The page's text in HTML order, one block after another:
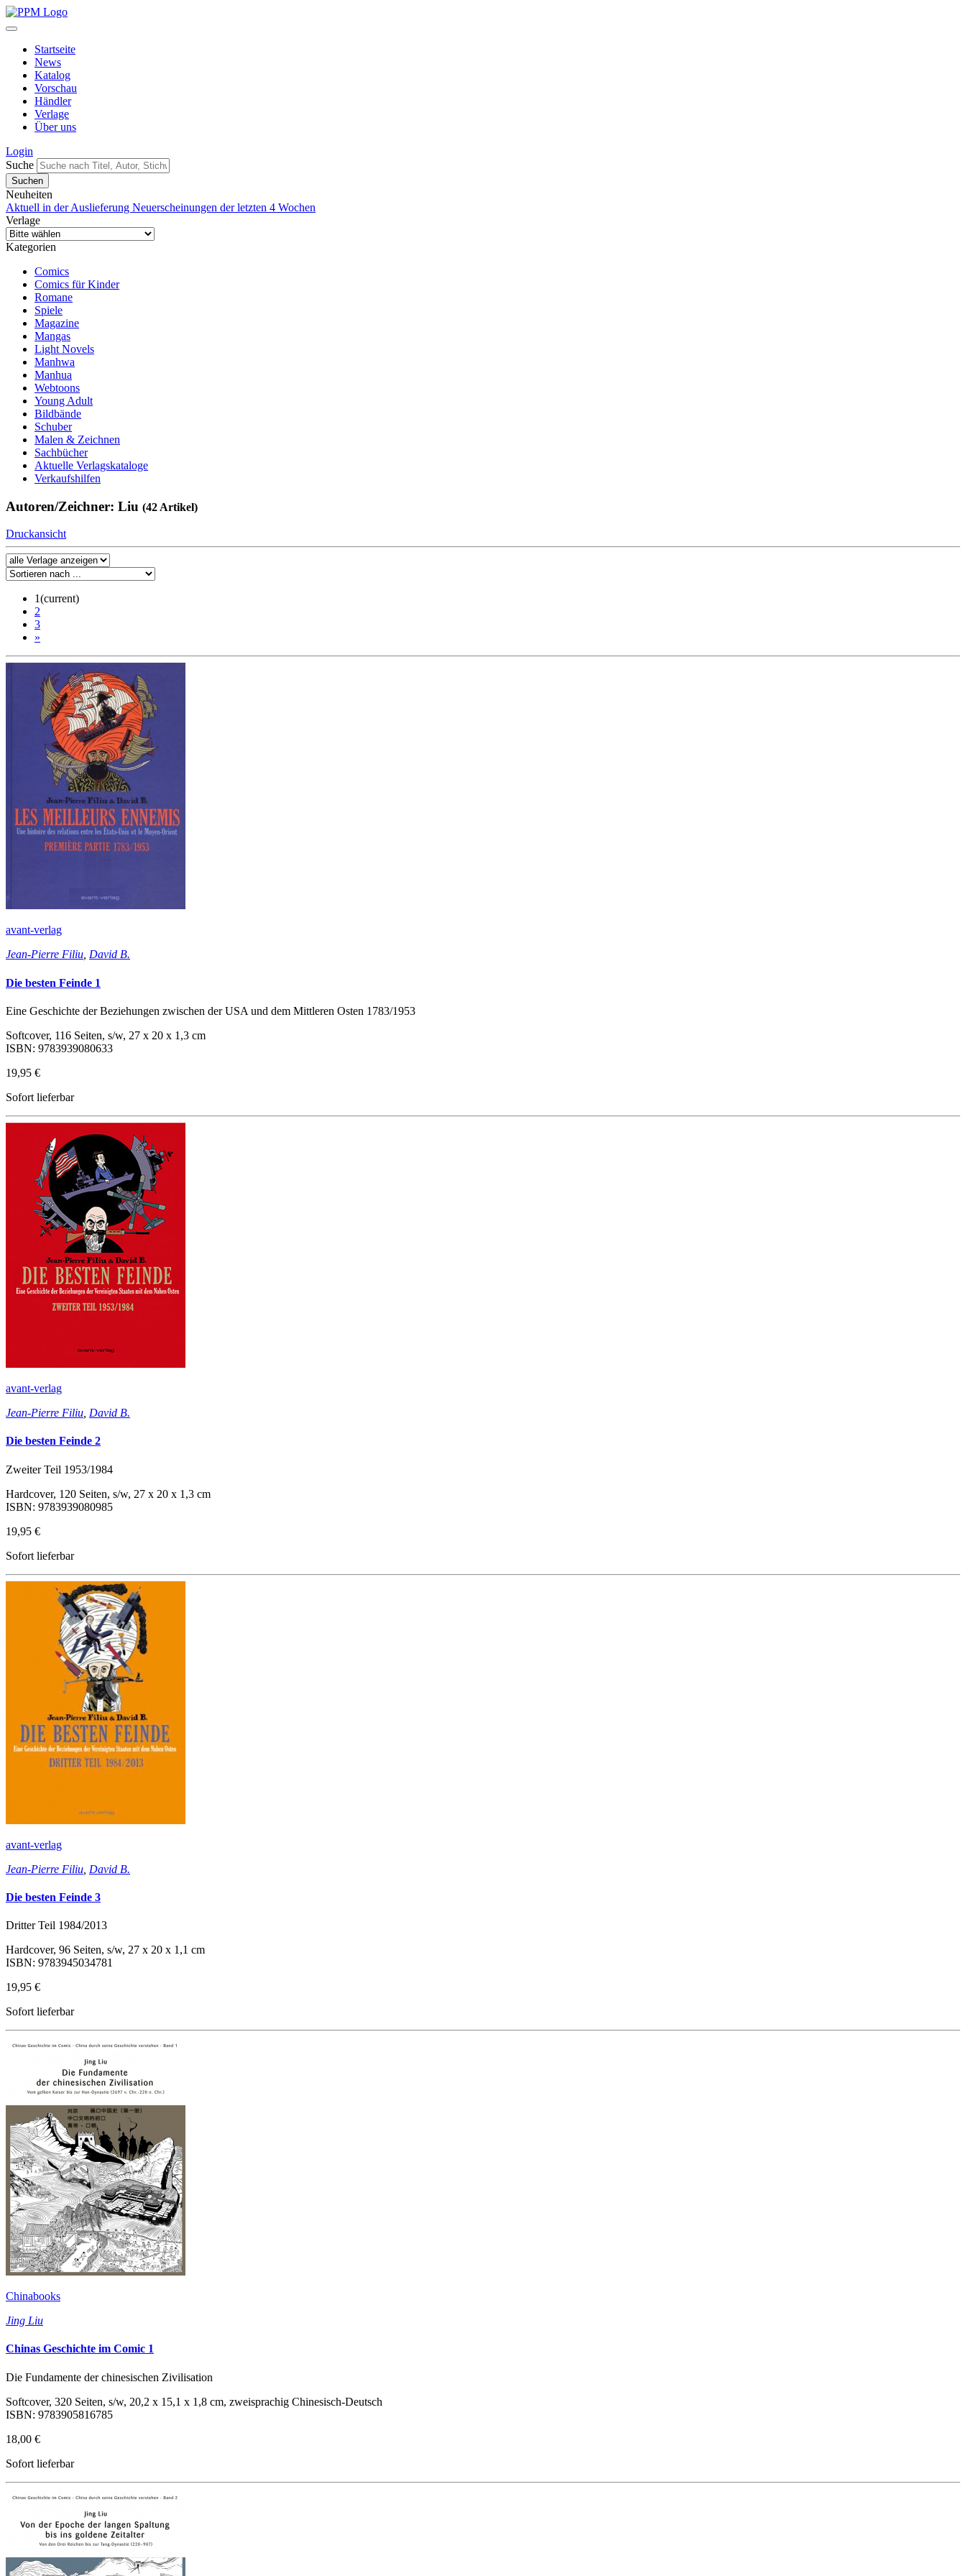
Startseite
News
Katalog
Vorschau
Händler
Verlage
Über uns
Login
Suche
Neuheiten
Aktuell in der Auslieferung Neuerscheinungen der letzten 4 Wochen
Verlage
Kategorien
Comics
Comics für Kinder
Romane
Spiele
Magazine
Mangas
Light Novels
Manhwa
Manhua
Webtoons
Young Adult
Bildbände
Schuber
Malen & Zeichnen
Sachbücher
Aktuelle Verlagskataloge
Verkaufshilfen
Autoren/Zeichner: Liu (42 Artikel)
Druckansicht
1(current)
2
3
»
avant-verlag
Jean-Pierre Filiu, David B.
Die besten Feinde 1
Eine Geschichte der Beziehungen zwischen der USA und dem Mittleren Osten 1783/1953
Softcover, 116 Seiten, s/w, 27 x 20 x 1,3 cm
ISBN: 9783939080633
19,95 €
Sofort lieferbar
avant-verlag
Jean-Pierre Filiu David B.
Die besten Feinde 2
Zweiter Teil 1953/1984
Hardcover, 120 Seiten, s/w, 27 x 20 x 1,3 cm
ISBN: 9783939080985
19,95 €
Sofort lieferbar
avant-verlag
Jean-Pierre Filiu David B.
Die besten Feinde 3
Dritter Teil 1984/2013
Hardcover, 96 Seiten, s/w, 27 x 20 x 1,1 cm
ISBN: 9783945034781
19,95 €
Sofort lieferbar
Chinabooks
Jing Liu
Chinas Geschichte im Comic 1
Die Fundamente der chinesischen Zivilisation
Softcover, 320 Seiten, s/w, 20,2 x 15,1 x 1,8 cm, zweisprachig Chinesisch-Deutsch
ISBN: 9783905816785
18,00 €
Sofort lieferbar